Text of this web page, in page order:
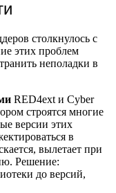
столкнулось с
этих проблем
неполадки в
RED4ext и Cyber
строятся многие
версии этих
в
вылетает при
Решение:
до версий,